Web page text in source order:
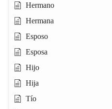
Hermano
Hermana
Esposo
Esposa
Hijo
Hija
Tío